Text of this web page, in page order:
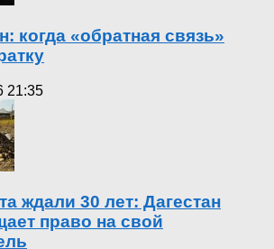
когда «обратная связь»
21:35
ждали 30 лет: Дагестан
право на свой